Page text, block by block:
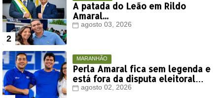
A patada do Leão em Rildo
Amaral...
agosto 03, 2026
MARANHÃO
Perla Amaral fica sem legenda e
está fora da disputa eleitoral
deste ano
agosto 02, 2026